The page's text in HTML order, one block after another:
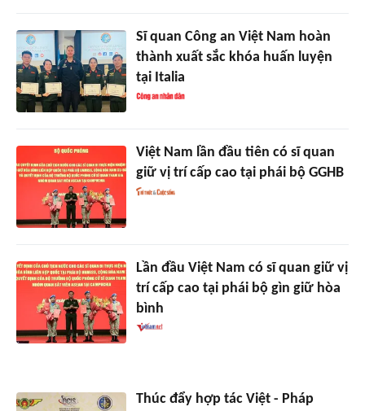
Sĩ quan Công an Việt Nam hoàn
thành xuất sắc khóa huấn luyện
tại Italia
Việt Nam lần đầu tiên có sĩ quan
giữ vị trí cấp cao tại phái bộ GGHB
Lần đầu Việt Nam có sĩ quan giữ vị
trí cấp cao tại phái bộ gìn giữ hòa
bình
Thúc đẩy hợp tác Việt - Pháp